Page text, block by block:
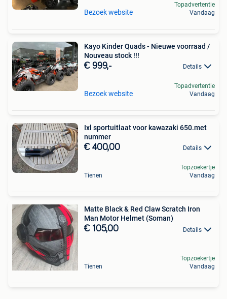
Bezoek website
Topadvertentie
Vandaag
Kayo Kinder Quads - Nieuwe voorraad /
Nouveau stock !!!
€ 999,- Details
Bezoek website
Topadvertentie
Vandaag
Ixl sportuitlaat voor kawazaki 650.met
nummer
€ 400,00 Details
Tienen
Topzoekertje
Vandaag
Matte Black & Red Claw Scratch Iron
Man Motor Helmet (Soman)
€ 105,00 Details
Tienen
Topzoekertje
Vandaag